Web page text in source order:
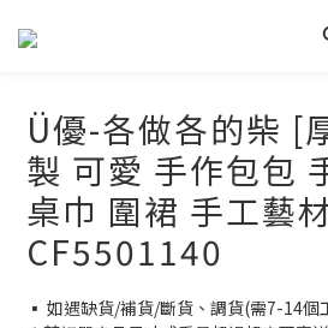
Ü優-各做各的柴 [
製 可愛 手作包包
桌巾 圍裙 手工藝
CF5501140
▪ 如遇缺貨/補貨/斷貨、調貨(需7-14個